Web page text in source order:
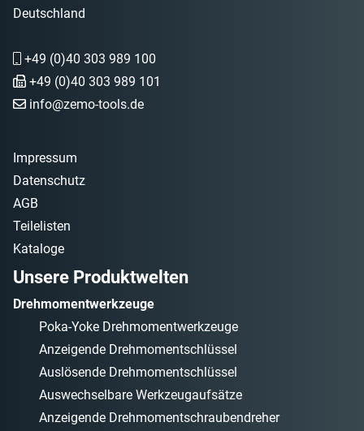
Unsere Produktwelten
Deutschland
+49 (0)40 303 989 100
+49 (0)40 303 989 101
info@zemo-tools.de
Impressum
Datenschutz
AGB
Teilelisten
Kataloge
Drehmomentwerkzeuge
Poka-Yoke Drehmomentwerkzeuge
Anzeigende Drehmomentschlüssel
Auslösende Drehmomentschlüssel
Auswechselbare Werkzeugaufsätze
Anzeigende Drehmomentschraubendreher